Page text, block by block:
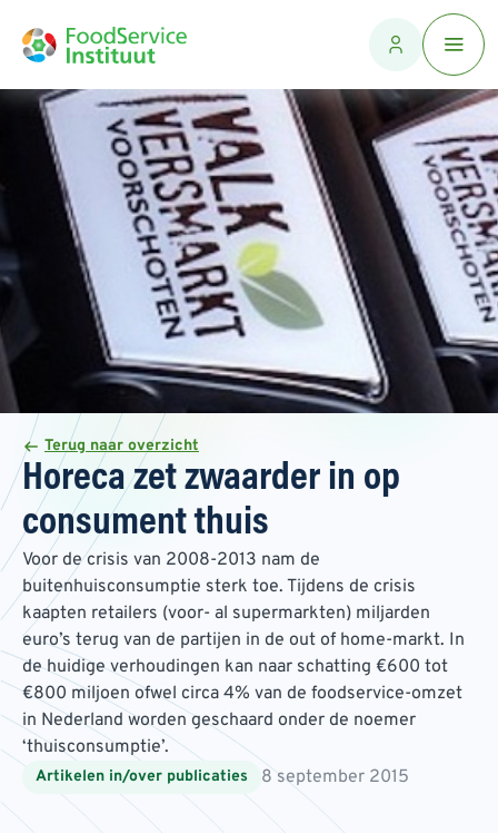
Terug naar overzicht
Horeca zet zwaarder in op
consument thuis
Voor de crisis van 2008-2013 nam de
buitenhuisconsumptie sterk toe. Tijdens de crisis
kaapten retailers (voor- al supermarkten) miljarden
euro’s terug van de partijen in de out of home-markt. In
de huidige verhoudingen kan naar schatting €600 tot
€800 miljoen ofwel circa 4% van de foodservice-omzet
in Nederland worden geschaard onder de noemer
‘thuisconsumptie’.
Artikelen in/over publicaties 8 september 2015